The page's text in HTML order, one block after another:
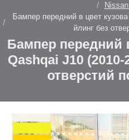
Бампер передний в цвет
йлинг без
Бампер передний
Qashqai J10
отверстий